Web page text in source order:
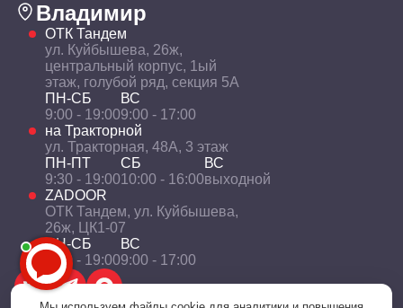
Владимир
ОТК Тандем
ул. Куйбышева, 26ж,
центральный корпус, 1ый
этаж, голубой ряд, секция 5А
ПН-СБ
9:00 - 19:00
ВС
9:00 - 17:00
на Тракторной
ул. Тракторная, 48А, 3 этаж
ПН-ПТ
9:30 - 19:00
СБ
10:00 - 16:00
ВС
выходной
ZADOOR
ОТК Тандем, ул. Куйбышева,
26ж, ЦК1-07
ПН-СБ
9:00 - 19:00
ВС
9:00 - 17:00